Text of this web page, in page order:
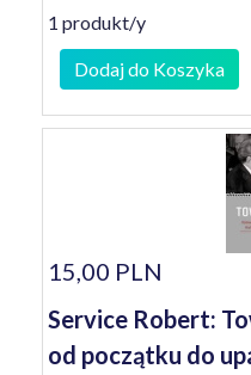
1 produkt/y
Dodaj do Koszyka
15,00 PLN
Service Robert:
od początku do